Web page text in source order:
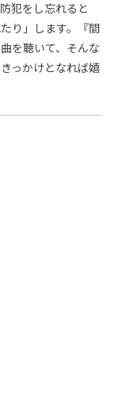
犯をし忘れると
り」します。『間
を聴いて、そんな
っかけとなれば嬉